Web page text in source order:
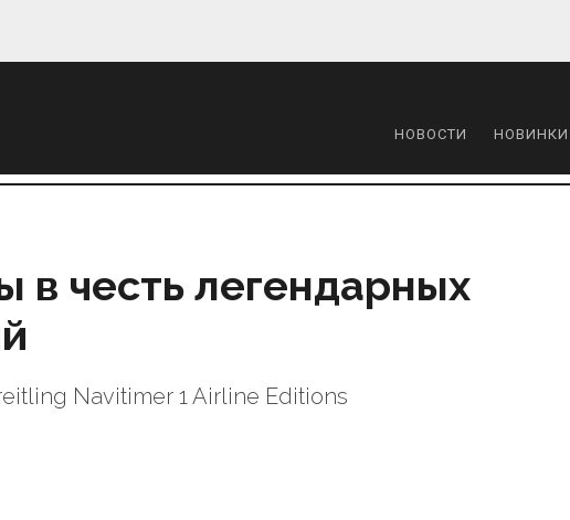
НОВОСТИ
в честь легендарных
Navitimer 1 Airline Editions